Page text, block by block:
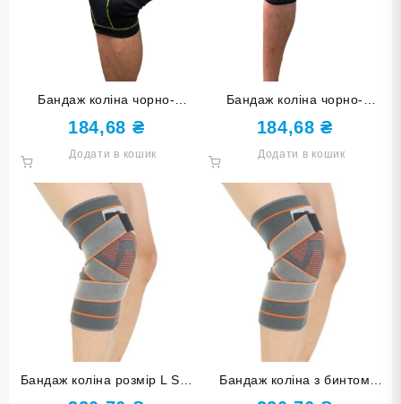
Бандаж коліна чорно-
зелений розмір L ST-2549-L
184,68 ₴
Додати в кошик
Бандаж коліна чорно-
оранжевий розмір L ST-
2559-L
184,68₴
Додати в кошик
Бандаж коліна розмір L ST-
960-L
Бандаж коліна з бинтом
чорно-оранжевий розмір XL